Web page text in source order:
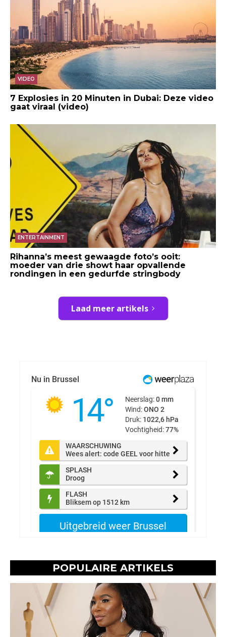
VIDEO
7 Explosies in 20 Minuten in Dubai: Deze video
gaat viraal (video)
ENTERTAINMENT
Rihanna’s meest gewaagde foto’s ooit:
moeder van drie showt haar opvallende
rondingen in een gedurfde stringbody
Laad meer artikels
POPULAIRE ARTIKELS